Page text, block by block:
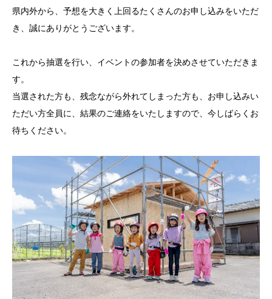
県内外から、予想を大きく上回るたくさんのお申し込みをいただ
き、誠にありがとうございます。
これから抽選を行い、イベントの参加者を決めさせていただきま
す。
当選された方も、残念ながら外れてしまった方も、お申し込みい
ただい方全員に、結果のご連絡をいたしますので、今しばらくお
待ちください。